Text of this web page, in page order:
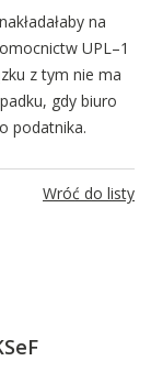
na
UPL–1
z tym nie ma
gdy biuro
podatnika.
Wróć do listy